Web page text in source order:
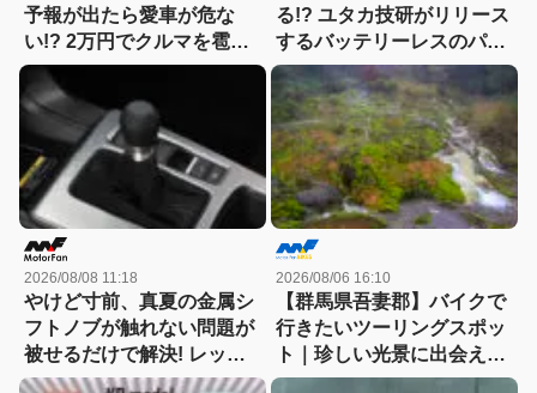
予報が出たら愛車が危な
い!? 2万円でクルマを雹害
から守れる3層構造のボデ
ィカバーをチェック！
る!? ユタカ技研がリリース
するバッテリーレスのパワ
ードスーツ『BELT
POWER X』を体験！
2026/08/08 11:18
やけど寸前、真夏の金属シ
フトノブが触れない問題が
被せるだけで解決! レッツ
ォのシリコンカバーが夏も
2026/08/06 16:10
【群馬県吾妻郡】バイクで
行きたいツーリングスポッ
ト｜珍しい光景に出会える
「チャツボミゴケ公園」